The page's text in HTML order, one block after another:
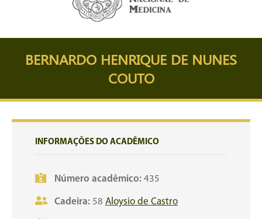
BERNARDO HENRIQUE DE NUNES
COUTO
INFORMAÇÕES DO ACADÊMICO
Número acadêmico: 435
Cadeira: 58 Aloysio de Castro